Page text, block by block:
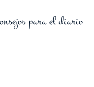
para el diario